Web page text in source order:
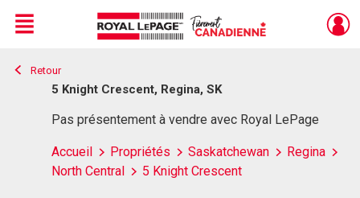
Live
En Direct
Menu
Retour
5 Knight Crescent, Regina, SK
Pas présentement à vendre avec Royal LePage
Accueil Propriétés Saskatchewan
Regina
North Central
5 Knight Crescent